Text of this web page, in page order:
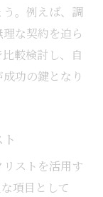
対応や実績
ためのコ
千葉市の環
。例えば、調
な契約を迫ら
較検討し、自
功の鍵となり
ストを活用す
項目として